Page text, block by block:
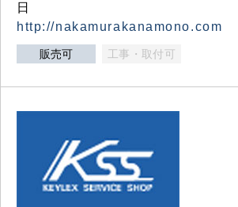
日
http://nakamurakanamono.com
販売可 工事・取付可